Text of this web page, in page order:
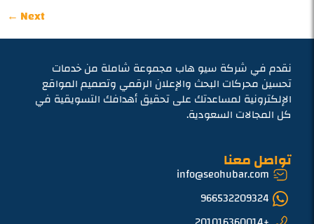
Next
←
نقدم في شركة سيو هاب مجموعة شاملة من خدمات
تحسين محركات البحث والإعلان الرقمي وتصميم المواقع
الإلكترونية لمساعدتك على تحقيق أهدافك التسويقية في
كل المجالات السعودية.
تواصل معنا
info@seohubar.com
966532209324